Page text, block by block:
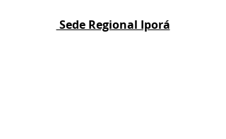
Sede Regional Iporá